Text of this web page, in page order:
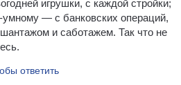
игрушки, с каждой стройки;
— с банковских операций,
и саботажем. Так что не
ответить